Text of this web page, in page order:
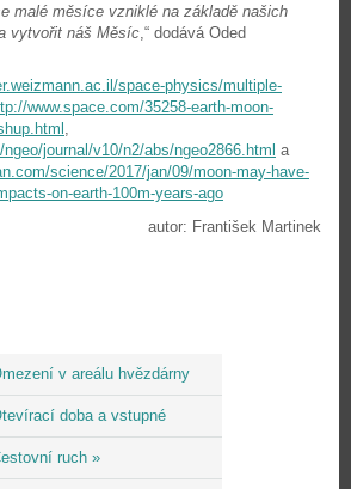
v areálu hvězdárny
doba a vstupné
ruch »
malé měsíce vzniklé na základě našich
vytvořit náš Měsíc,“ dodává Oded
space-physics/multiple-
www.space.com/35258-earth-moon-
,
journal/v10/n2/abs/ngeo2866.html a
science/2017/jan/09/moon-may-have-
on-earth-100m-years-ago
autor: František Martinek